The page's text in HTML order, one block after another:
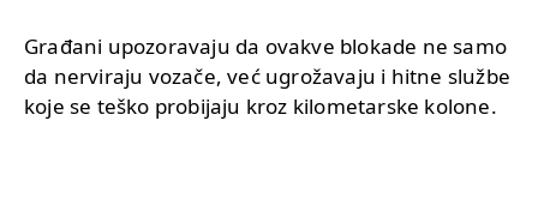
Građani upozoravaju da ovakve blokade ne samo
da nerviraju vozače, već ugrožavaju i hitne službe
koje se teško probijaju kroz kilometarske kolone.